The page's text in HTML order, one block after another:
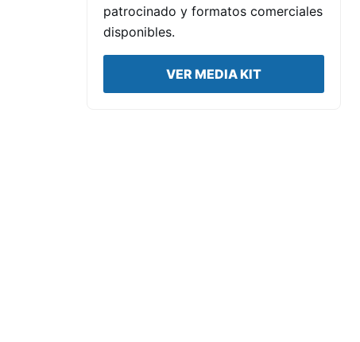
patrocinado y formatos comerciales
disponibles.
VER MEDIA KIT